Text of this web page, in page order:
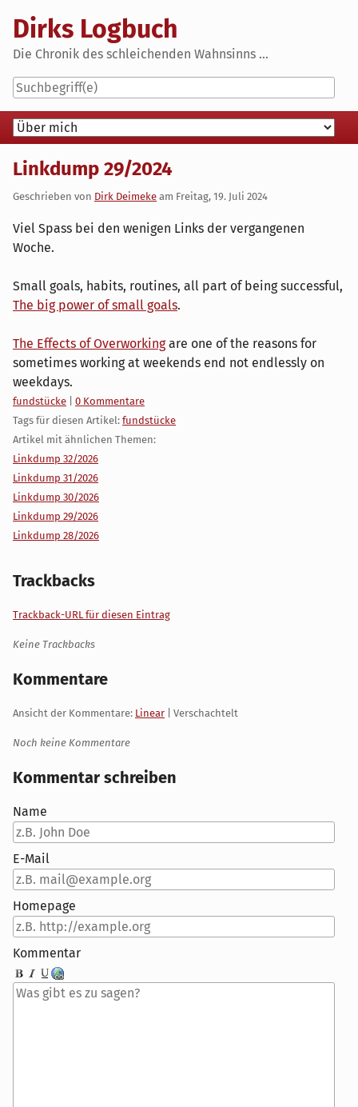
content
Dirks Logbuch
Die Chronik des schleichenden Wahnsinns ...
Navigation
Linkdump 29/2024
Geschrieben von Dirk Deimeke am Freitag, 19. Juli 2024
Viel Spass bei den wenigen Links der vergangenen
Woche.
Small goals, habits, routines, all part of being successful,
The big power of small goals.
The Effects of Overworkingare one of the reasons for
sometimes working at weekends end not endlessly on
weekdays.
Kategorien:
fundstücke
0 Kommentare
Tags für diesen Artikel: fundstücke
Artikel mit ähnlichen Themen:
Linkdump 32/2026
Linkdump 31/2026
Linkdump 30/2026
Linkdump 29/2026
Linkdump 28/2026
Trackbacks
Trackback-URL für diesen Eintrag
Keine Trackbacks
Kommentare
Ansicht der Kommentare: Linear | Verschachtelt
Noch keine Kommentare
Kommentar schreiben
Name
E-Mail
Homepage
Kommentar